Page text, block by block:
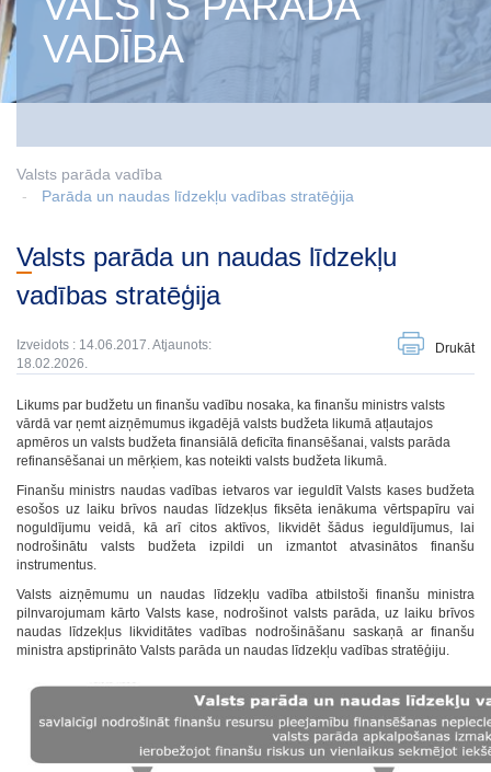
VADĪBA
Valsts parāda vadība
Parāda un naudas līdzekļu vadības stratēģija
Valsts parāda un naudas līdzekļu
vadības stratēģija
Izveidots : 14.06.2017. Atjaunots:
18.02.2026.
Drukāt
Likums par budžetu un finanšu vadību nosaka, ka finanšu ministrs valsts
vārdā var ņemt aizņēmumus ikgadējā valsts budžeta likumā atļautajos
apmēros un valsts budžeta finansiālā deficīta finansēšanai, valsts parāda
refinansēšanai un mērķiem, kas noteikti valsts budžeta likumā.
Finanšu ministrs naudas vadības ietvaros var ieguldīt Valsts kases budžeta
esošos uz laiku brīvos naudas līdzekļus fiksēta ienākuma vērtspapīru vai
noguldījumu veidā, kā arī citos aktīvos, likvidēt šādus ieguldījumus, lai
nodrošinātu valsts budžeta izpildi un izmantot atvasinātos finanšu
instrumentus.
Valsts aizņēmumu un naudas līdzekļu vadība atbilstoši finanšu ministra
pilnvarojumam kārto Valsts kase, nodrošinot valsts parāda, uz laiku brīvos
naudas līdzekļus likviditātes vadības nodrošināšanu saskaņā ar finanšu
ministra apstiprināto Valsts parāda un naudas līdzekļu vadības stratēģiju.